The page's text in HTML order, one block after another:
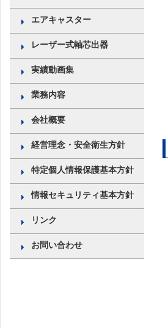
エアキャスター
レーザー式軸芯出器
実績動画集
業務内容
会社概要
経営理念・安全衛生方針
特定個人情報保護基本方針
情報セキュリティ基本方針
リンク
お問い合わせ